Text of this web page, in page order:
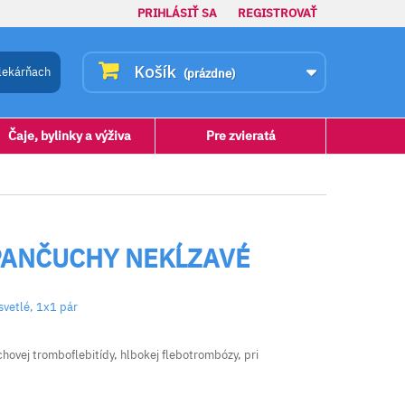
PRIHLÁSIŤ SA REGISTROVAŤ
Košík (prázdne)
Čaje, bylinky a výživa Pre zvieratá
NEKĹZAVÉ
1x1 pár
tromboflebitídy, hlbokej flebotrombózy, pri